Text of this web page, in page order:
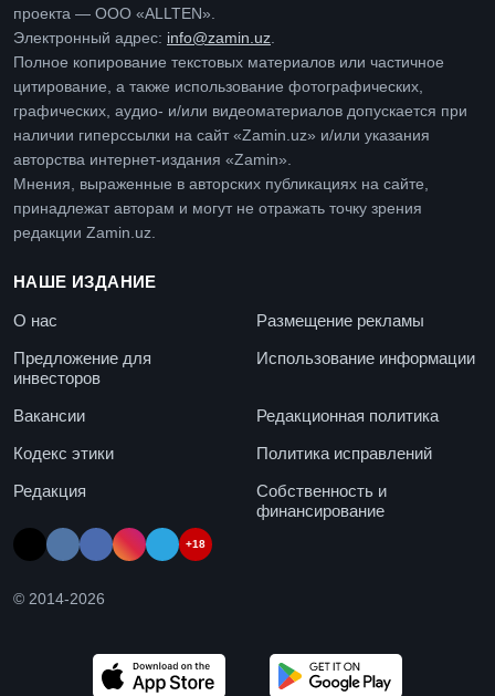
проекта — ООО «ALLTEN».
Электронный адрес: info@zamin.uz.
Полное копирование текстовых материалов или частичное
цитирование, а также использование фотографических,
графических, аудио- и/или видеоматериалов допускается при
наличии гиперссылки на сайт «Zamin.uz» и/или указания
авторства интернет-издания «Zamin».
Мнения, выраженные в авторских публикациях на сайте,
принадлежат авторам и могут не отражать точку зрения
редакции Zamin.uz.
НАШЕ ИЗДАНИЕ
О нас
Размещение рекламы
Предложение для
инвесторов
Использование информации
Вакансии
Редакционная политика
Кодекс этики
Политика исправлений
Редакция
Собственность и
финансирование
+18
© 2014-2026